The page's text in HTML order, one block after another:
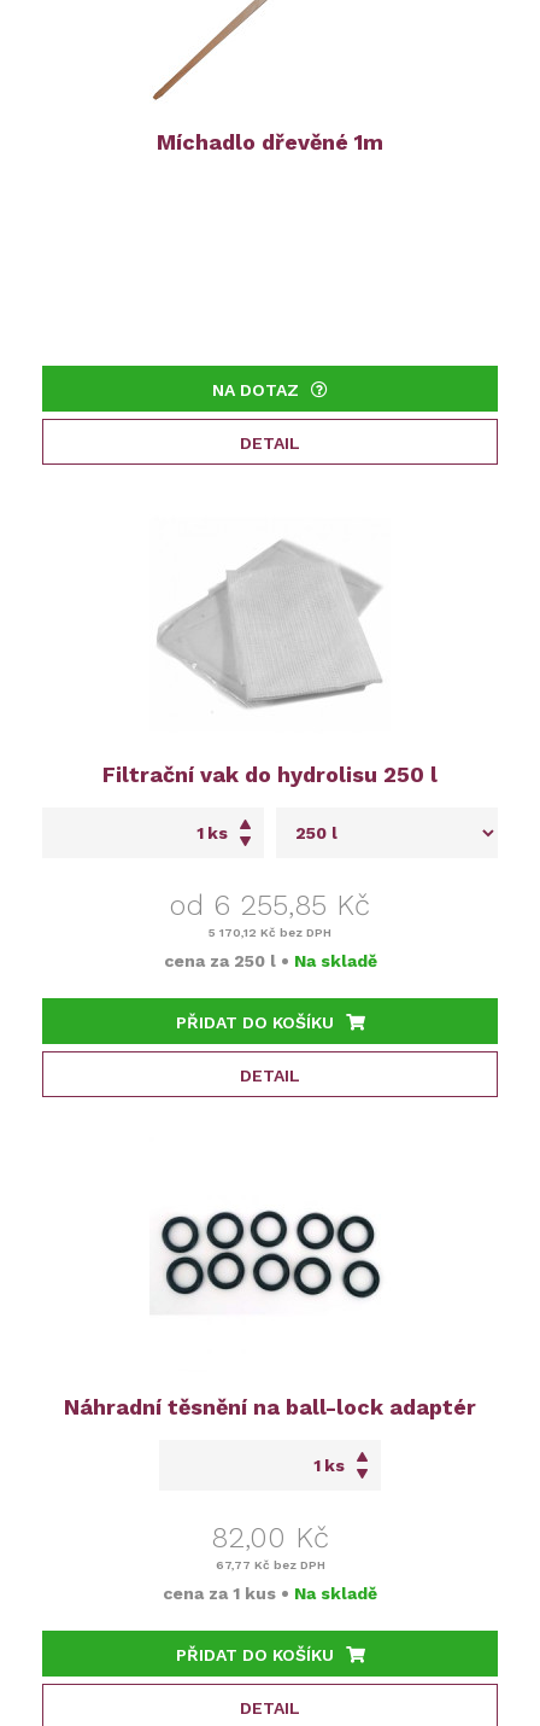
Míchadlo dřevěné 1m
NA DOTAZ
DETAIL
Filtrační vak do hydrolisu 250 l
ks
od 6 255,85 Kč
5 170,12 Kč bez DPH
cena za 250 l • Na skladě
PŘIDAT DO KOŠÍKU
DETAIL
Náhradní těsnění na ball-lock adaptér
ks
82,00 Kč
67,77 Kč bez DPH
cena za 1 kus • Na skladě
PŘIDAT DO KOŠÍKU
DETAIL